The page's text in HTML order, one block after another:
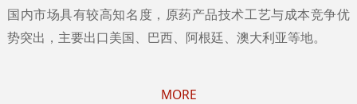
国内市场具有较高知名度，原药产品技术工艺与成本竞争优
势突出，主要出口美国、巴西、阿根廷、澳大利亚等地。
MORE